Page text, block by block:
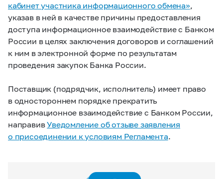
кабинет участника информационного обмена»,
указав в ней в качестве причины предоставления
доступа информационное взаимодействие с Банком
России в целях заключения договоров и соглашений
к ним в электронной форме по результатам
проведения закупок Банка России.
Поставщик (подрядчик, исполнитель) имеет право
в одностороннем порядке прекратить
информационное взаимодействие с Банком России,
направивУведомление об отзыве заявления
о присоединении к условиям Регламента.